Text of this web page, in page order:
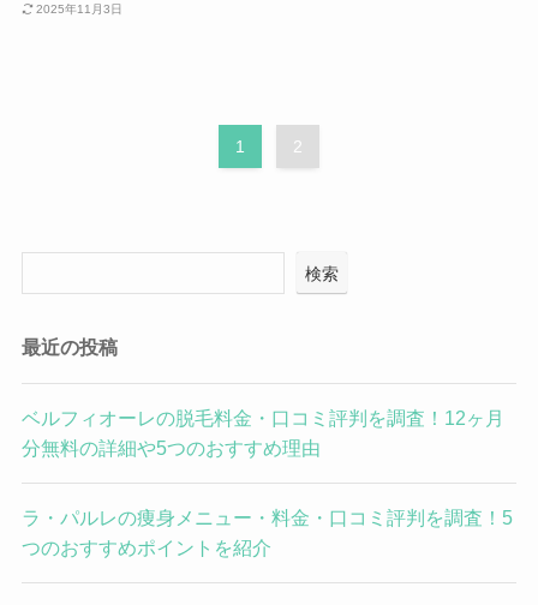
2025年11月3日
1 2
検索
最近の投稿
ベルフィオーレの脱毛料金・口コミ評判を調査！12ヶ月
分無料の詳細や5つのおすすめ理由
ラ・パルレの痩身メニュー・料金・口コミ評判を調査！5
つのおすすめポイントを紹介